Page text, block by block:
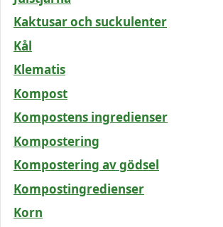
Kaktusar och suckulenter
Kål
Klematis
Kompost
Kompostens ingredienser
Kompostering
Kompostering av gödsel
Kompostingredienser
Korn